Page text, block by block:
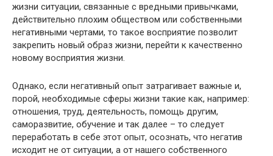
жизни ситуации, связанные с вредными привычками,
действительно плохим обществом или собственными
негативными чертами, то такое восприятие позволит
закрепить новый образ жизни, перейти к качественно
новому восприятия жизни.
Однако, если негативный опыт затрагивает важные и,
порой, необходимые сферы жизни такие как, например:
отношения, труд, деятельность, помощь другим,
саморазвитие, обучение и так далее – то следует
переработать в себе этот опыт, осознать, что негатив
исходит не от ситуации, а от нашего собственного